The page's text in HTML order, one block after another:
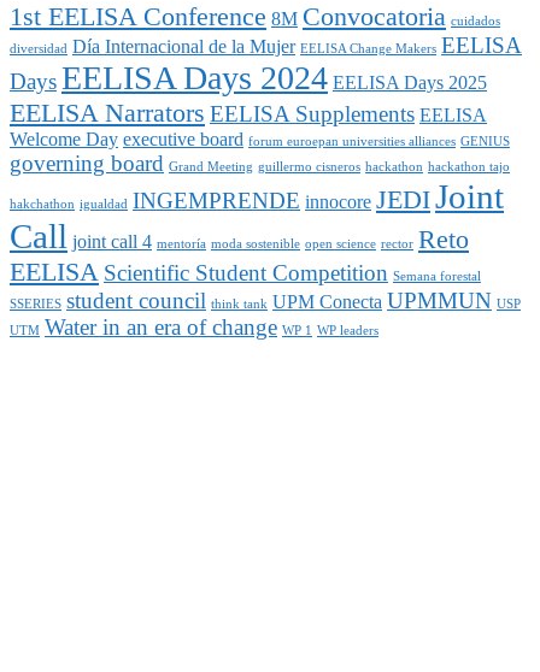
1st EELISA Conference 8M Convocatoria cuidados
diversidad Día Internacional de la Mujer EELISA Change Makers EELISA
DaysEELISA Days 2024 EELISA Days 2025
EELISA Narrators EELISA Supplements EELISA
Welcome Day executive board forum euroepan universities alliances GENIUS
governing board Grand Meeting guillermo cisneros hackathon hackathon tajo
hakchathon igualdad INGEMPRENDE innocore JEDIJoint
Call joint call 4 mentoría moda sostenible open science rector Reto
EELISA Scientific Student Competition Semana forestal
SSERIES student council think tank UPM Conecta UPMMUN USP
UTM Water in an era of change WP 1 WP leaders